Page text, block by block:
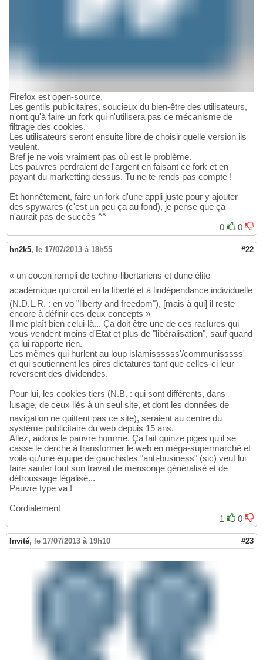
Firefox est open-source.
Les gentils publicitaires, soucieux du bien-être des utilisateurs,
n'ont qu'à faire un fork qui n'utilisera pas ce mécanisme de
filtrage des cookies.
Les utilisateurs seront ensuite libre de choisir quelle version ils
veulent.
Bref je ne vois vraiment pas où est le problème.
Les pauvres perdraient de l'argent en faisant ce fork et en
payant du marketting dessus. Tu ne te rends pas compte !
Et honnêtement, faire un fork d'une appli juste pour y ajouter
des spywares (c'est un peu ça au fond), je pense que ça
n'aurait pas de succès ^^
0
0
hn2k5, le 17/07/2013 à 18h55 #22
« un cocon rempli de techno-libertariens et dune élite
académique qui croit en la liberté et à lindépendance individuelle
(N.D.L.R. : en vo "liberty and freedom"), [mais à qui] il reste
encore à définir ces deux concepts »
Il me plaît bien celui-là... Ça doit être une de ces raclures qui
vous vendent moins d'Etat et plus de "libéralisation", sauf quand
ça lui rapporte rien.
Les mêmes qui hurlent au loup islamissssss'/communisssss'
et qui soutiennent les pires dictatures tant que celles-ci leur
reversent des dividendes.
Pour lui, les cookies tiers (N.B. : qui sont différents, dans
lusage, de ceux liés à un seul site, et dont les données de
navigation ne quittent pas ce site), seraient au centre du
système publicitaire du web depuis 15 ans.
Allez, aidons le pauvre homme. Ça fait quinze piges qu'il se
casse le derche à transformer le web en méga-supermarché et
voilà qu'une équipe de gauchistes "anti-business" (sic) veut lui
faire sauter tout son travail de mensonge généralisé et de
détroussage légalisé...
Pauvre type va !
Cordialement
1
0
Invité, le 17/07/2013 à 19h10 #23